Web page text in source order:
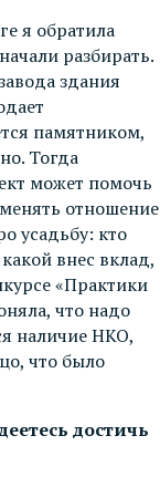
я обратила
разбирать.
здания
памятником,
Тогда
может помочь
отношение
усадьбу: кто
внес вклад,
«Практики
что надо
наличие НКО,
что было
достичь